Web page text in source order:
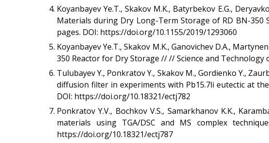
Koyanbayev Ye.T., Skakov M.K., Batyrbekov E.G.,
Materials during Dry Long-Term Storage of RD BN-350
pages. DOI: https://doi.org/10.1155/2019/1293060
Koyanbayev Yе.T., Skakov M.K., Ganovichev D.A.,
350 Reactor for Dry Storage // // Science and
Tulubayev Y., Ponkratov Y., Skakov M., Gordienko Y.,
diffusion filter in experiments with Pb15.7li eutectic at the
DOI: https://doi.org/10.18321/ectj782
Ponkratov Y.V., Bochkov V.S., Samarkhanov K.K.,
materials using TGA/DSC and MS complex
https://doi.org/10.18321/ectj787